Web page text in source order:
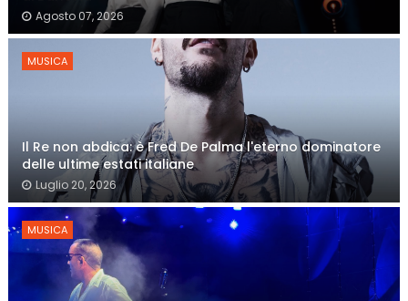
Agosto 07, 2026
MUSICA
Il Re non abdica: è Fred De Palma l'eterno dominatore
delle ultime estati italiane
Luglio 20, 2026
MUSICA